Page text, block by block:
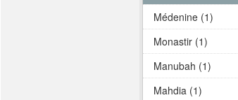
Médenine (1)
Monastir (1)
Manubah (1)
Mahdia (1)